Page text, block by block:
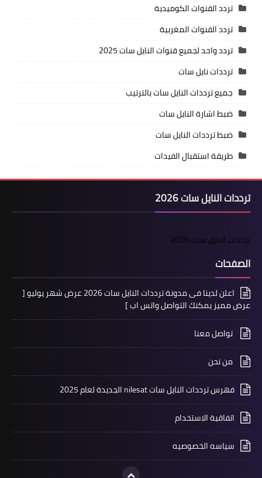
تردد القنوات الكوميدية
تردد القنوات المغربية
تردد واحد لجميع قنوات النايل سات 2025
ترددات نايل سات
جميع ترددات النايل سات بالترتيب
ضبط اشارة النايل سات
ضبط ترددات النايل سات
طريقة استقبال الفيدات
ترددات النايل سات 2026
ترددات النايل سات 2026
الصفحات
اعلن لدينا فى مدونة ترددات النايل سات 2026 عرض شهر يوليو [
عرض مميز يمكنك التواصل واتس اب ]
تواصل معنا
من نحن
فهرس ترددات النايل سات nilesat الجديدة لعام 2025
اتفاقية الاستخدام
سياسه الخصوصيه